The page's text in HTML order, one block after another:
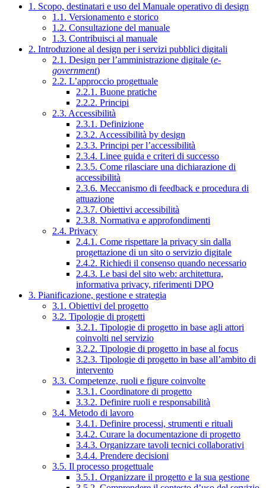
1. Scopo, destinatari e uso del Manuale operativo di design
1.1. Versionamento e storico
1.2. Consultazione del manuale
1.3. Contribuisci al manuale
2. Introduzione al design per i servizi pubblici digitali
2.1. Design per l’amministrazione digitale (e-
government)
2.2. L’approccio progettuale
2.2.1. Buone pratiche
2.2.2. Principi
2.3. Accessibilità
2.3.1. Definizione
2.3.2. Accessibilità by design
2.3.3. Principi per l’accessibilità
2.3.4. Linee guida e criteri di successo
2.3.5. Come rilasciare una dichiarazione di
accessibilità
2.3.6. Meccanismo di feedback e procedura di
attuazione
2.3.7. Obiettivi accessibilità
2.3.8. Normativa e approfondimenti
2.4. Privacy
2.4.1. Come rispettare la privacy sin dalla
progettazione di un sito o servizio digitale
2.4.2. Richiedi il consenso quando necessario
2.4.3. Le basi del sito web: architettura,
informativa privacy, riferimenti DPO
3. Pianificazione, gestione e strategia
3.1. Obiettivi del progetto
3.2. Tipologie di progetti
3.2.1. Tipologie di progetto in base agli attori
coinvolti nel servizio
3.2.2. Tipologie di progetto in base al focus
3.2.3. Tipologie di progetto in base all’ambito di
intervento
3.3. Competenze, ruoli e figure coinvolte
3.3.1. Coordinatore di progetto
3.3.2. Definire ruoli e responsabilità
3.4. Metodo di lavoro
3.4.1. Definire processi, strumenti e rituali
3.4.2. Curare la documentazione di progetto
3.4.3. Organizzare tavoli tecnici collaborativi
3.4.4. Prendere decisioni
3.5. Il processo progettuale
3.5.1. Organizzare il progetto e la sua gestione